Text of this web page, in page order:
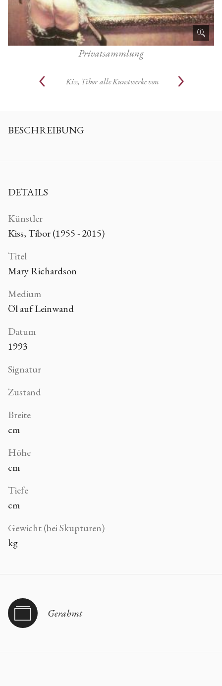
Privatsammlung
Kiss, Tibor alle Kunstwerke von
BESCHREIBUNG
DETAILS
Künstler
Kiss, Tibor (1955 - 2015)
Titel
Mary Richardson
Medium
Öl auf Leinwand
Datum
1993
Signatur
Zustand
Breite
cm
Höhe
cm
Tiefe
cm
Gewicht (bei Skupturen)
kg
Gerahmt